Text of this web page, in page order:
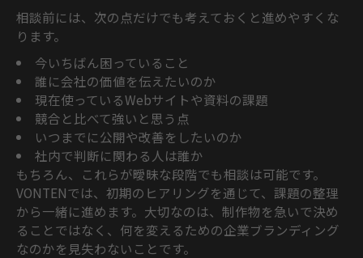
相談前には、次の点だけでも考えておくと進めやすくな
ります。
今いちばん困っていること
誰に会社の価値を伝えたいのか
現在使っているWebサイトや資料の課題
競合と比べて強いと思う点
いつまでに公開や改善をしたいのか
社内で判断に関わる人は誰か
もちろん、これらが曖昧な段階でも相談は可能です。
VONTENでは、初期のヒアリングを通じて、課題の整理
から一緒に進めます。大切なのは、制作物を急いで決め
ることではなく、何を変えるための企業ブランディング
なのかを見失わないことです。